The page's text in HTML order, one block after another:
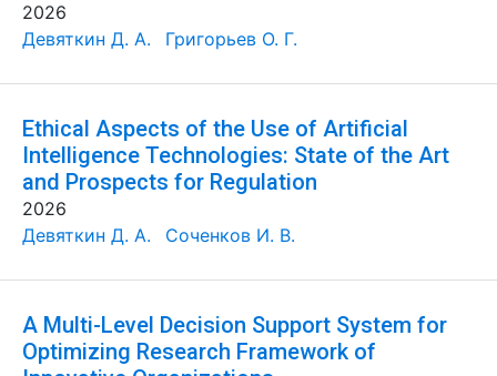
2026
Девяткин Д. А.
Григорьев О. Г.
Ethical Aspects of the Use of Artificial
Intelligence Technologies: State of the Art
and Prospects for Regulation
2026
Девяткин Д. А.
Соченков И. В.
A Multi-Level Decision Support System for
Optimizing Research Framework of